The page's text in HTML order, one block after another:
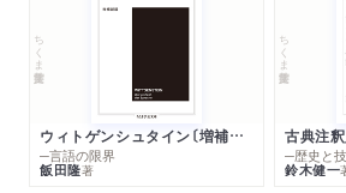
ちくま学芸文庫
ウィトゲンシュタイン〔増補新版〕
─言語の限界
飯田隆著
ちくま学芸文庫
古典注
─歴史と
鈴木健一